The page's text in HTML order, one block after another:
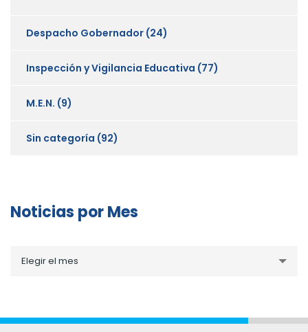
Despacho Gobernador (24)
Inspección y Vigilancia Educativa (77)
M.E.N. (9)
Sin categoría (92)
Noticias por Mes
porElegir el mes